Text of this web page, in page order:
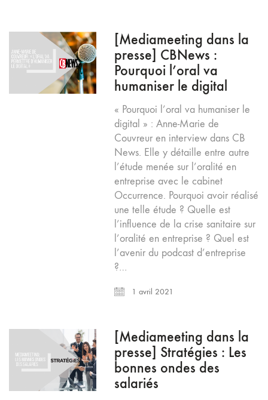
[Mediameeting dans la
presse] CBNews :
Pourquoi l’oral va
humaniser le digital
« Pourquoi l’oral va humaniser le
digital » : Anne-Marie de
Couvreur en interview dans CB
News. Elle y détaille entre autre
l’étude menée sur l’oralité en
entreprise avec le cabinet
Occurrence. Pourquoi avoir réalisé
une telle étude ? Quelle est
l’influence de la crise sanitaire sur
l’oralité en entreprise ? Quel est
l’avenir du podcast d’entreprise
?…
1 avril 2021
[Mediameeting dans la
presse] Stratégies : Les
bonnes ondes des
salariés